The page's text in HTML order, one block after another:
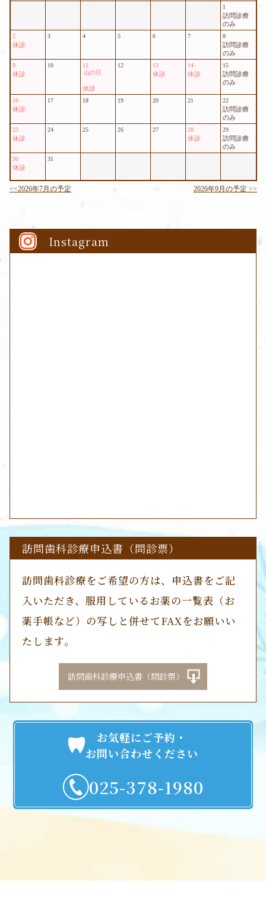
Instagram
訪問歯科診療申込書（問診票）
訪問歯科診療をご希望の方は、申込書をご記
入いただき、服用しているお薬の一覧表（お
薬手帳など）の写しと併せてFAXをお願いい
たします。
訪問歯科診療申込書（問診票）
お気軽にご予約・
お問い合わせください
025-378-1980